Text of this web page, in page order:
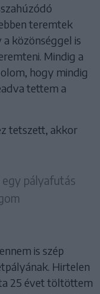
teremtek
közönséggel is
Mindig a
hogy mindig
tettem a
tetszett, akkor
pályafutás
is szép
Hirtelen
25 évet töltöttem